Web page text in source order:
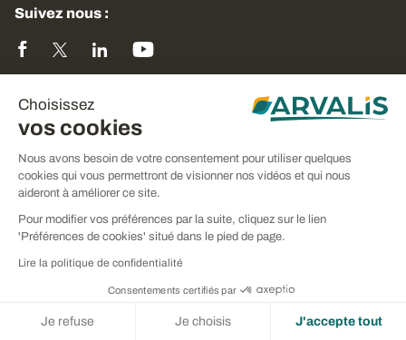
Choisissez
vos cookies
Nous avons besoin de votre consentement pour utiliser quelques
cookies qui vous permettront de visionner nos vidéos et qui nous
aideront à améliorer ce site.
Pour modifier vos préférences par la suite, cliquez sur le lien
'Préférences de cookies' situé dans le pied de page.
Lire la politique de confidentialité
Consentements certifiés par
Je refuse Je choisis J'accepte tout
Suivez nous :
Newsletters
S'inscrire
Contact
Nous joindre